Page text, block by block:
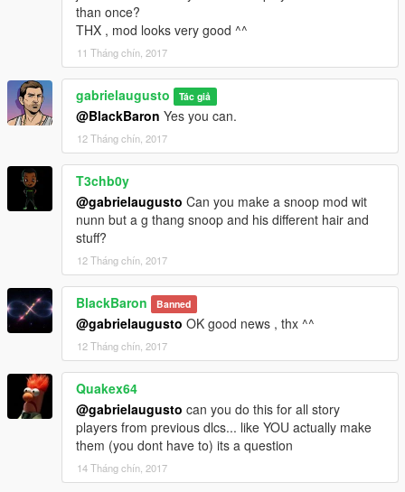
than once?
THX , mod looks very good ^^
11 Tháng chín, 2017
gabrielaugusto Tác giả
@BlackBaron Yes you can.
12 Tháng chín, 2017
T3chb0y
@gabrielaugusto Can you make a snoop mod wit
nunn but a g thang snoop and his different hair and
stuff?
12 Tháng chín, 2017
BlackBaron Banned
@gabrielaugusto OK good news , thx ^^
12 Tháng chín, 2017
Quakex64
@gabrielaugusto can you do this for all story
players from previous dlcs... like YOU actually make
them (you dont have to) its a question
14 Tháng chín, 2017